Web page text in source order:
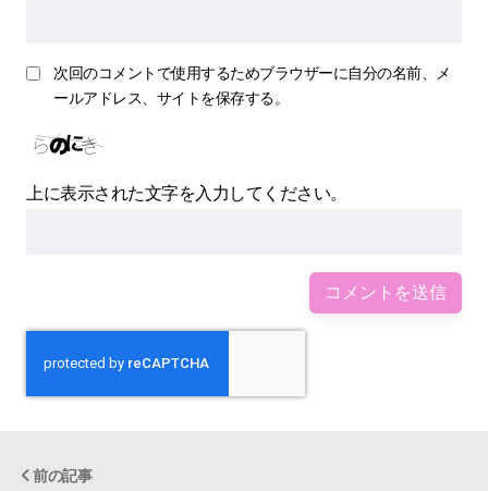
次回のコメントで使用するためブラウザーに自分の名前、メ
ールアドレス、サイトを保存する。
上に表示された文字を入力してください。
前の記事